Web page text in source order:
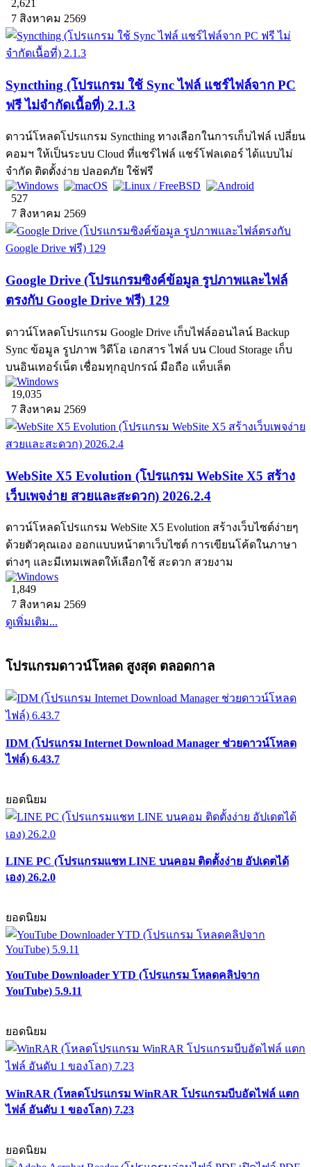
2,621
7 สิงหาคม 2569
Syncthing (โปรแกรม ใช้ Sync ไฟล์ แชร์ไฟล์จาก PC
ฟรี ไม่จำกัดเนื้อที่) 2.1.3
ดาวน์โหลดโปรแกรม Syncthing ทางเลือกในการเก็บไฟล์ เปลี่ยน
คอมฯ ให้เป็นระบบ Cloud ที่แชร์ไฟล์ แชร์โฟลเดอร์ ได้แบบไม่
จำกัด ติดตั้งง่าย ปลอดภัย ใช้ฟรี
527
7 สิงหาคม 2569
Google Drive (โปรแกรมซิงค์ข้อมูล รูปภาพและไฟล์
ตรงกับ Google Drive ฟรี) 129
ดาวน์โหลดโปรแกรม Google Drive เก็บไฟล์ออนไลน์ Backup
Sync ข้อมูล รูปภาพ วิดีโอ เอกสาร ไฟล์ บน Cloud Storage เก็บ
บนอินเทอร์เน็ต เชื่อมทุกอุปกรณ์ มือถือ แท็บเล็ต
19,035
7 สิงหาคม 2569
WebSite X5 Evolution (โปรแกรม WebSite X5 สร้าง
เว็บเพจง่าย สวยและสะดวก) 2026.2.4
ดาวน์โหลดโปรแกรม WebSite X5 Evolution สร้างเว็บไซต์ง่ายๆ
ด้วยตัวคุณเอง ออกแบบหน้าตาเว็บไซต์ การเขียนโค้ดในภาษา
ต่างๆ และมีเทมเพลตให้เลือกใช้ สะดวก สวยงาม
1,849
7 สิงหาคม 2569
ดูเพิ่มเติม...
โปรแกรมดาวน์โหลด สูงสุด ตลอดกาล
IDM (โปรแกรม Internet Download Manager ช่วยดาวน์โหลด
ไฟล์) 6.43.7
ยอดนิยม
LINE PC (โปรแกรมแชท LINE บนคอม ติดตั้งง่าย อัปเดตได้
เอง) 26.2.0
ยอดนิยม
YouTube Downloader YTD (โปรแกรม โหลดคลิปจาก
YouTube) 5.9.11
ยอดนิยม
WinRAR (โหลดโปรแกรม WinRAR โปรแกรมบีบอัดไฟล์ แตก
ไฟล์ อันดับ 1 ของโลก) 7.23
ยอดนิยม